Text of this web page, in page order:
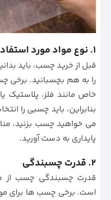
۱. نوع مواد مورد استفاده
قبل از خرید چسب، باید
را به هم بچسبانید. برخی
خاص مانند فلز، پلاستیک
بنابراین، باید چسبی را
می خواهید چسب بزنید،
پایداری به دست آورید.
۲. قدرت چسبندگی
قدرت چسبندگی چسب از
است. برخی چسب ها برای